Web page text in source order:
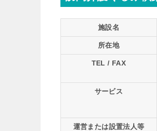
施設名
所在地
TEL / FAX
サービス
運営または設置法人等